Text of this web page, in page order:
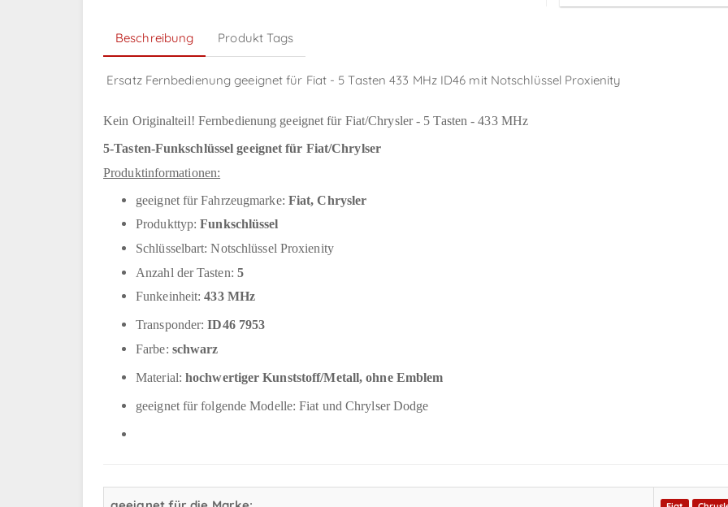
Beschreibung Produkt Tags
Ersatz Fernbedienung geeignet für Fiat - 5 Tasten 433 MHz ID46 mit Notschlüssel Proxienity
Kein Originalteil! Fernbedienung geeignet für Fiat/Chrysler - 5 Tasten - 433 MHz
5-Tasten-Funkschlüssel geeignet für Fiat/Chrylser
Produktinformationen:
geeignet für Fahrzeugmarke: Fiat, Chrysler
Produkttyp:Funkschlüssel
Schlüsselbart: Notschlüssel Proxienity
Anzahl der Tasten: 5
Funkeinheit:433 MHz
Transponder: ID46 7953
Farbe: schwarz
Material: hochwertiger Kunststoff/Metall, ohne Emblem
geeignet für folgende Modelle: Fiat und Chrylser Dodge